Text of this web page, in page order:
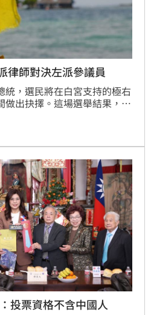
師對決左派參議員
統，選民將在白宮支持的極右
做出抉擇。這場選舉結果，將
投票資格不含中國人